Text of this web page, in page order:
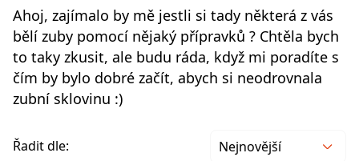
Ahoj, zajímalo by mě jestli si tady některá z vás
bělí zuby pomocí nějaký přípravků ? Chtěla bych
to taky zkusit, ale budu ráda, když mi poradíte s
čím by bylo dobré začít, abych si neodrovnala
zubní sklovinu :)
Řadit dle: Nejnovější